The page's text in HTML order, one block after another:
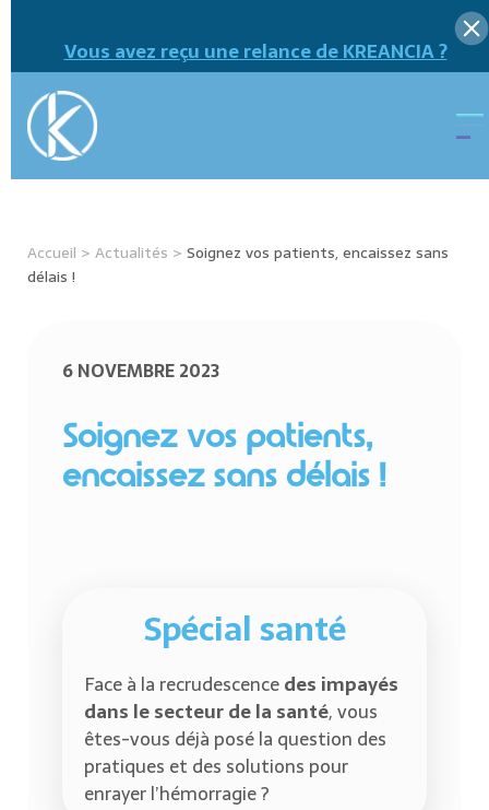
Vous avez reçu une relance de KREANCIA ?
Accueil > Actualités > Soignez vos patients, encaissez sans
délais !
6 NOVEMBRE 2023
Soignez vos patients,
encaissez sans délais !
Spécial santé
Face à la recrudescencedes impayés
dans le secteur de la santé, vous
êtes-vous déjà posé la question des
pratiques et des solutions pour
enrayer l’hémorragie ?